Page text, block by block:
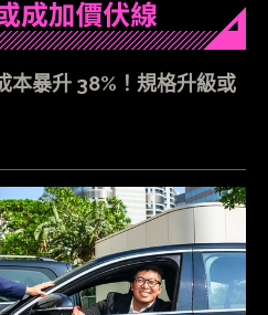
本暴升 38%！規格升級或